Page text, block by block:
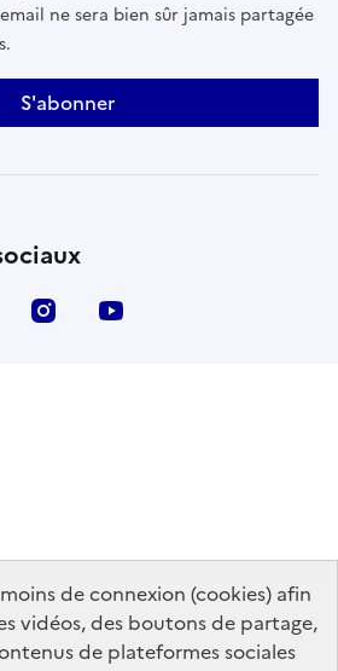
de connexion (cookies) afin
vidéos, des boutons de partage,
de plateformes sociales
ne sera bien sûr jamais partagée
S'abonner
facebook instagram
info.gouv.fr